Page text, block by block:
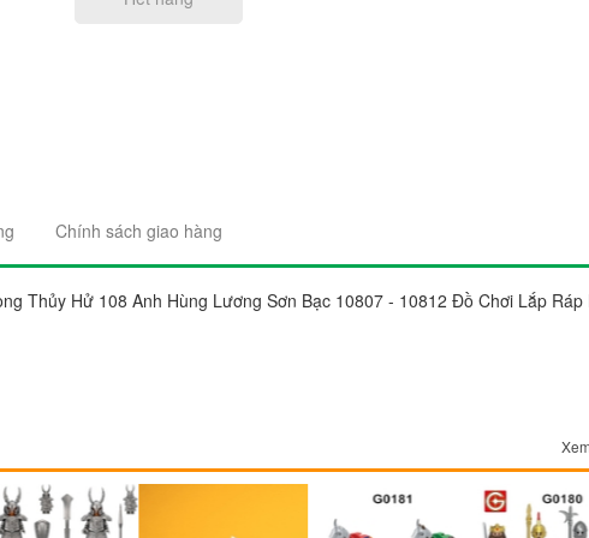
Chính sách giao hàng
Thủy Hử 108 Anh Hùng Lương Sơn Bạc 10807 - 10812 Đồ Chơi Lắp Ráp
Cầu Giấy, Hà Nội